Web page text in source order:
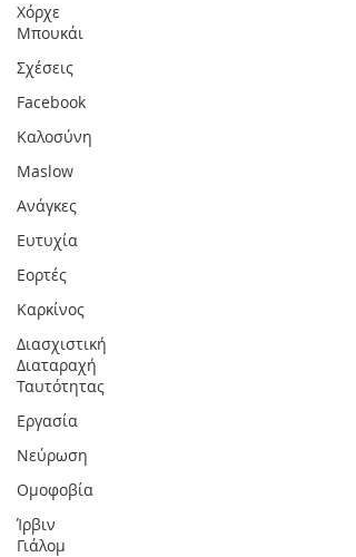
Χόρχε
Μπουκάι
Σχέσεις
Facebook
Καλοσύνη
Maslow
Ανάγκες
Ευτυχία
Εορτές
Καρκίνος
Διασχιστική
Διαταραχή
Ταυτότητας
Εργασία
Νεύρωση
Oμοφοβία
Ίρβιν
Γιάλομ